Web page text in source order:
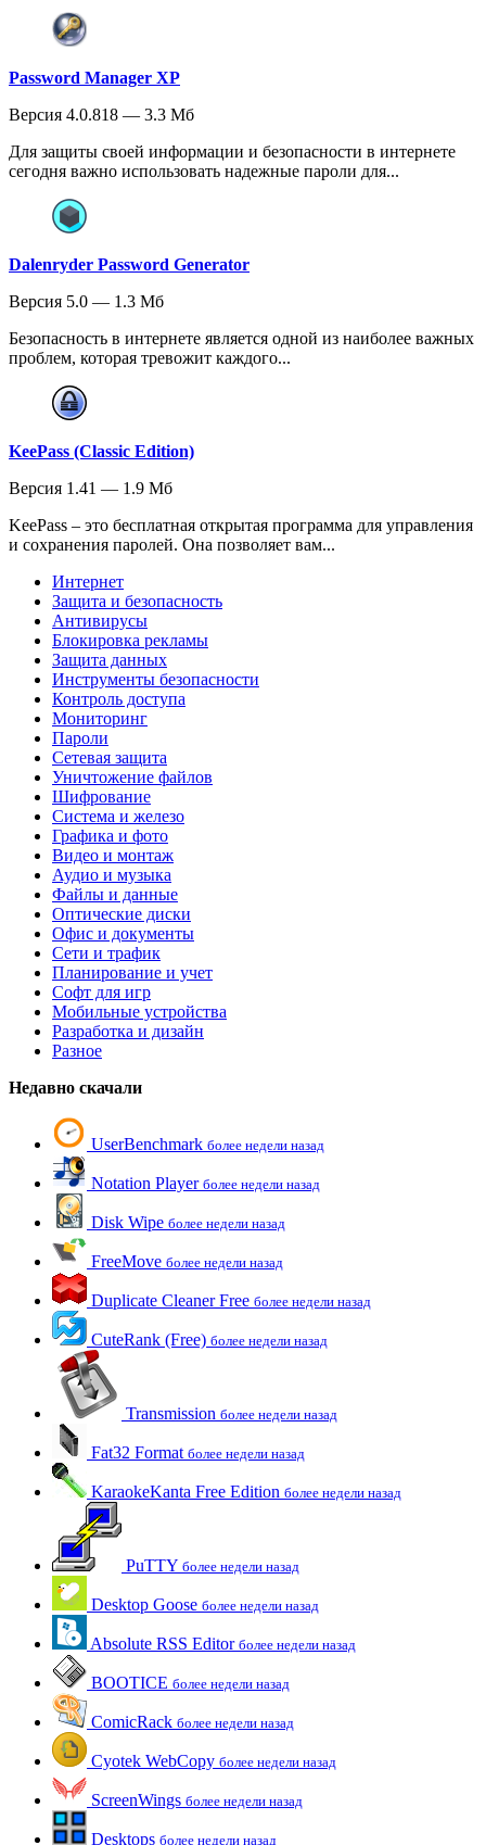
Password Manager XP
Версия 4.0.818 — 3.3 Мб
Для защиты своей информации и безопасности в интернете
сегодня важно использовать надежные пароли для...
Dalenryder Password Generator
Версия 5.0 — 1.3 Мб
Безопасность в интернете является одной из наиболее важных
проблем, которая тревожит каждого...
KeePass (Classic Edition)
Версия 1.41 — 1.9 Мб
KeePass – это бесплатная открытая программа для управления
и сохранения паролей. Она позволяет вам...
Интернет
Защита и безопасность
Антивирусы
Блокировка рекламы
Защита данных
Инструменты безопасности
Контроль доступа
Мониторинг
Пароли
Сетевая защита
Уничтожение файлов
Шифрование
Система и железо
Графика и фото
Видео и монтаж
Аудио и музыка
Файлы и данные
Оптические диски
Офис и документы
Сети и трафик
Планирование и учет
Софт для игр
Мобильные устройства
Разработка и дизайн
Разное
Недавно скачали
UserBenchmark более недели назад
Notation Player более недели назад
Disk Wipe более недели назад
FreeMove более недели назад
Duplicate Cleaner Free более недели назад
CuteRank (Free) более недели назад
Transmission более недели назад
Fat32 Format более недели назад
KaraokeKanta Free Edition более недели назад
PuTTY более недели назад
Desktop Goose более недели назад
Absolute RSS Editor более недели назад
BOOTICE более недели назад
ComicRack более недели назад
Cyotek WebCopy более недели назад
ScreenWings более недели назад
Desktops более недели назад